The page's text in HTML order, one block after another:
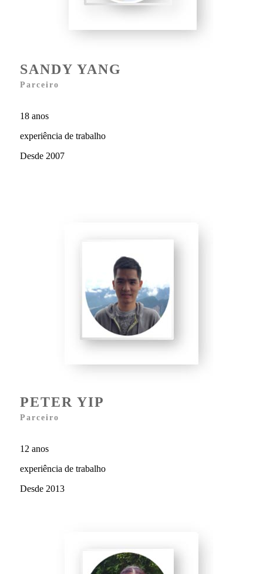
SANDY YANG
Parceiro
18 anos
experiência de trabalho
Desde 2007
PETER YIP
Parceiro
12 anos
experiência de trabalho
Desde 2013